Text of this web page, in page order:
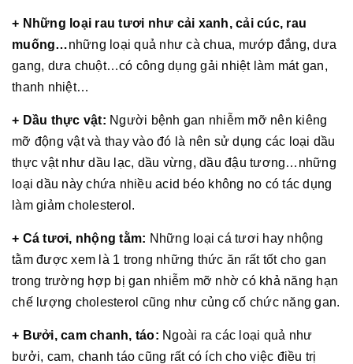
+ Những loại rau tươi như cải xanh, cải cúc, rau
muống…những loại quả như cà chua, mướp đắng, dưa
gang, dưa chuột…có công dụng gải nhiệt làm mát gan,
thanh nhiệt…
+ Dầu thực vật: Người bệnh gan nhiễm mỡ nên kiêng
mỡ động vật và thay vào đó là nên sử dụng các loại dầu
thực vật như dầu lạc, dầu vừng, dầu đậu tương…những
loại dầu này chứa nhiều acid béo không no có tác dụng
làm giảm cholesterol.
+ Cá tươi, nhộng tằm: Những loại cá tươi hay nhộng
tằm được xem là 1 trong những thức ăn rất tốt cho gan
trong trường hợp bị gan nhiễm mỡ nhờ có khả năng hạn
chế lượng cholesterol cũng như củng cố chức năng gan.
+ Bưởi, cam chanh, táo: Ngoài ra các loại quả như
bưởi, cam, chanh táo cũng rất có ích cho việc điều trị